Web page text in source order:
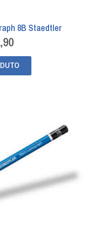
8B Staedtler